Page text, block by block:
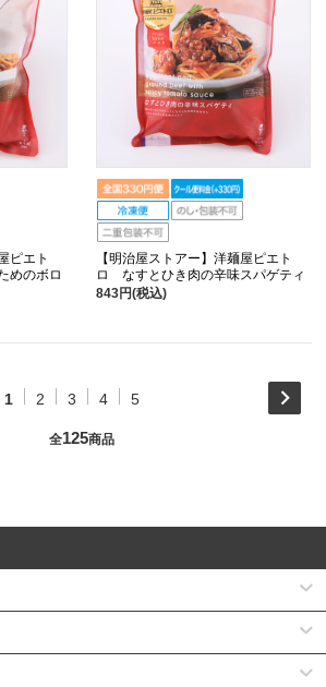
ピエト
めのボロ
【明治屋ストアー】洋麺屋ピエト
ロ なすとひき肉の辛味スパゲティ
843円(税込)
1 2 3 4 5
全125商品